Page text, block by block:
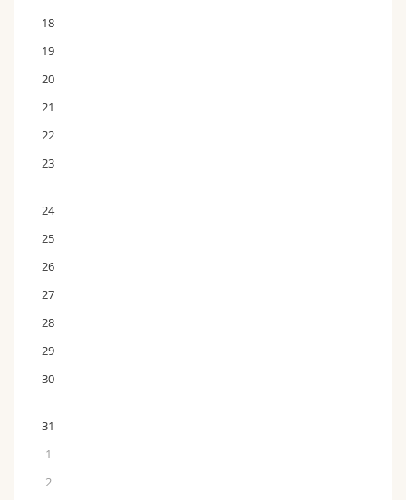
18
19
20
21
22
23
24
25
26
27
28
29
30
31
1
2